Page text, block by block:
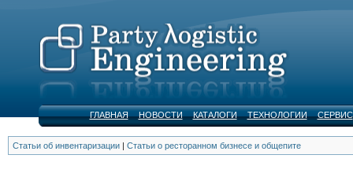
ГЛАВНАЯ НОВОСТИ КАТАЛОГИ ТЕХНОЛОГИИ СЕРВИС
Статьи об инвентаризации| Статьи о ресторанном бизнесе и общепите